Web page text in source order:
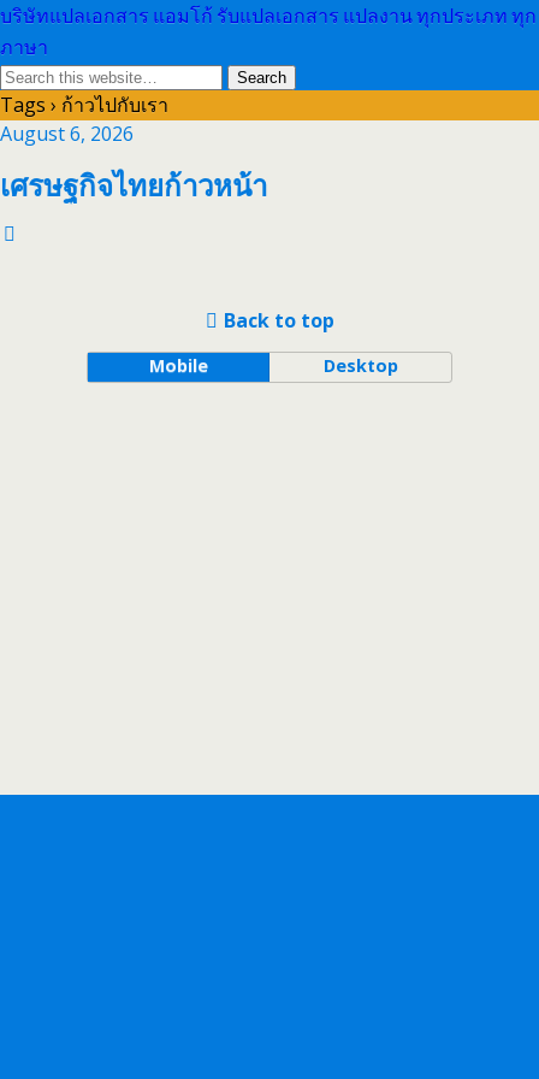
บริษัทแปลเอกสาร แอมโก้ รับแปลเอกสาร แปลงาน ทุกประเภท ทุก
ภาษา
Tags › ก้าวไปกับเรา
August 6, 2026
เศรษฐกิจไทยก้าวหน้า
Back to top
Mobile Desktop